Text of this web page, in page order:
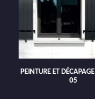
PEINTURE ET
05